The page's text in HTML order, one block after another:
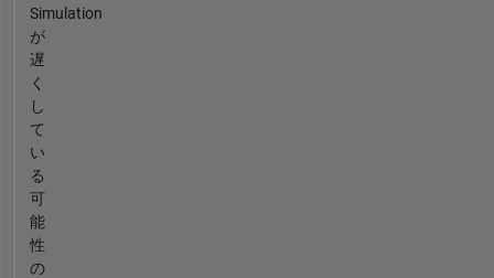
Simulation
が
遅
く
し
て
い
る
可
能
性
の